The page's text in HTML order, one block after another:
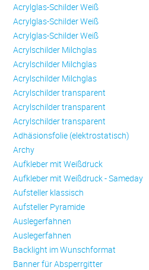
Acrylglas-Schilder Weiß
Acrylglas-Schilder Weiß
Acrylglas-Schilder Weiß
Acrylschilder Milchglas
Acrylschilder Milchglas
Acrylschilder Milchglas
Acrylschilder transparent
Acrylschilder transparent
Acrylschilder transparent
Adhäsionsfolie (elektrostatisch)
Archy
Aufkleber mit Weißdruck
Aufkleber mit Weißdruck - Sameday
Aufsteller klassisch
Aufsteller Pyramide
Auslegerfahnen
Auslegerfahnen
Backlight im Wunschformat
Banner für Absperrgitter